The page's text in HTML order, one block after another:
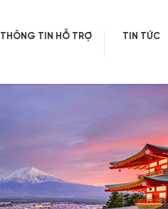
THÔNG TIN HỖ TRỢ TIN TỨC